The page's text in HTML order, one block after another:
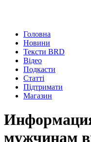
Головна
Новини
Тексти BRD
Відео
Подкасти
Статті
Підтримати
Магазин
мужчинам